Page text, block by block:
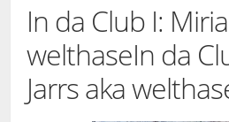
In da Club I:
welthaseIn da
Jarrs aka